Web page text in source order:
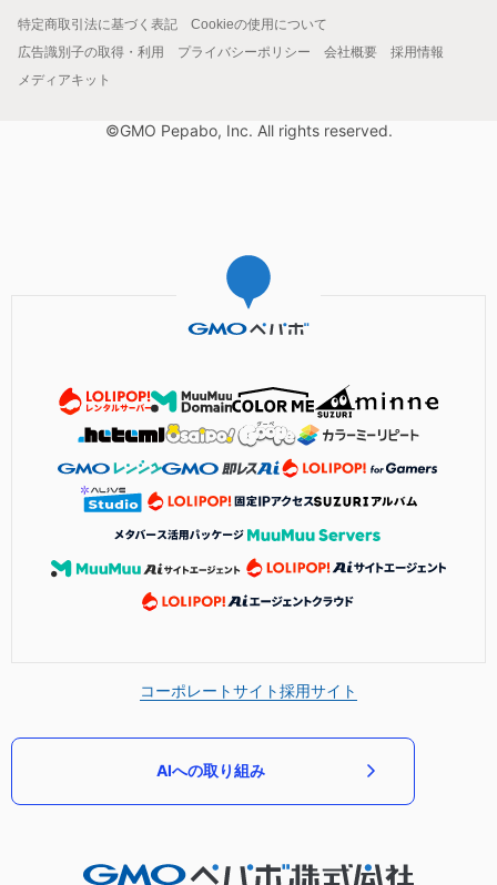
特定商取引法に基づく表記
Cookieの使用について
広告識別子の取得・利用
プライバシーポリシー 会社概要
採用情報
メディアキット
©GMO Pepabo, Inc. All rights reserved.
コーポレートサイト採用サイト
AIへの取り組み